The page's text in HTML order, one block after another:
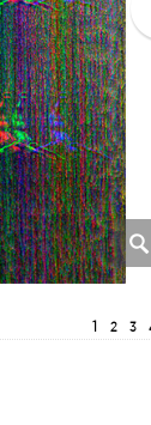
1 2 3